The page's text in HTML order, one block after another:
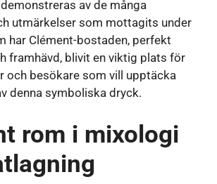
av de många
utmärkelser som mottagits under
har Clément-bostaden, perfekt
framhävd, blivit en viktig plats för
och besökare som vill upptäcka
denna symboliska dryck.
rom i mixologi